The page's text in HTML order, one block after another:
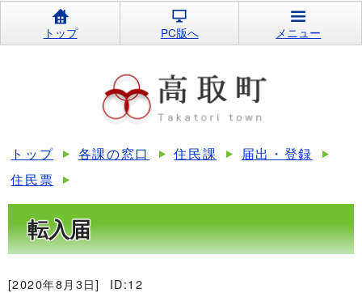
トップ PC版へ メニュー
トップ 各課の窓口 住民課
届出・登録
住民票
転入届
[2020年8月3日] ID:12